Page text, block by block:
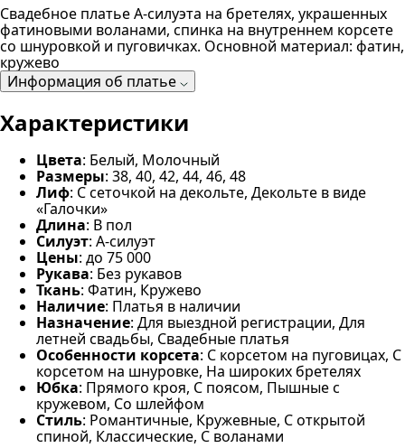
Свадебное платье А-силуэта на бретелях, украшенных
фатиновыми воланами, спинка на внутреннем корсете
со шнуровкой и пуговичках. Основной материал: фатин,
кружево
Информация об платье
Характеристики
Цвета: Белый, Молочный
Размеры: 38, 40, 42, 44, 46, 48
Лиф: С сеточкой на декольте, Декольте в виде
«Галочки»
Длина: В пол
Силуэт: А-силуэт
Цены: до 75 000
Рукава: Без рукавов
Ткань: Фатин, Кружево
Наличие: Платья в наличии
Назначение: Для выездной регистрации, Для
летней свадьбы, Свадебные платья
Особенности корсета: С корсетом на пуговицах, С
корсетом на шнуровке, На широких бретелях
Юбка: Прямого кроя, С поясом, Пышные с
кружевом, Со шлейфом
Стиль: Романтичные, Кружевные, С открытой
спиной, Классические, С воланами